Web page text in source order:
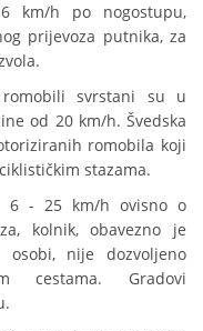
km/h po nogostupu,
prijevoza putnika, za
svrstani su u
od 20 km/h. Švedska
romobila koji
stazama.
6 - 25 km/h ovisno o
kolnik, obavezno je
nije dozvoljeno
cestama. Gradovi